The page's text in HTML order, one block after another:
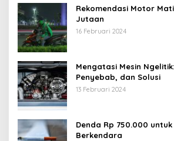
Rekomendasi Motor
Jutaan
16 Februari 2024
Mengatasi Mesin
Penyebab, dan Solusi
13 Februari 2024
Denda Rp 750.000
Berkendara